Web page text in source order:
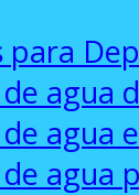
para
agua
agua
agua